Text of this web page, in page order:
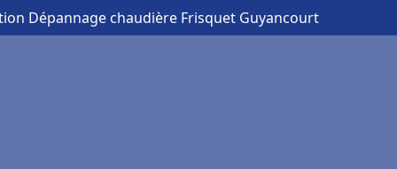
Dépannage chaudière Frisquet Guyancourt